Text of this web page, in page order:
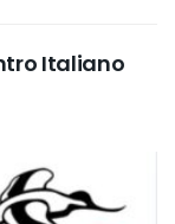
Italiano